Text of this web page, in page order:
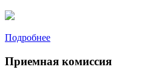
Подробнее
Приемная комиссия